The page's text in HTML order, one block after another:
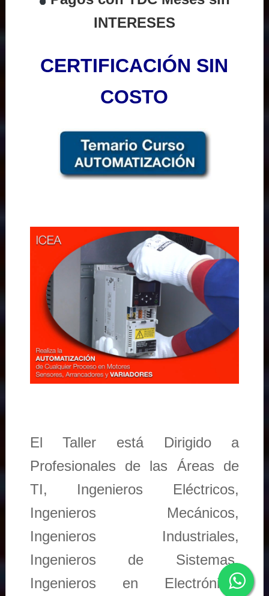
INTERESES
CERTIFICACIÓN SIN
COSTO
El Taller está Dirigido a
Profesionales de las Áreas de
TI, Ingenieros Eléctricos,
Ingenieros Mecánicos,
Ingenieros Industriales,
Ingenieros de Sistemas,
Ingenieros en Electrónica,